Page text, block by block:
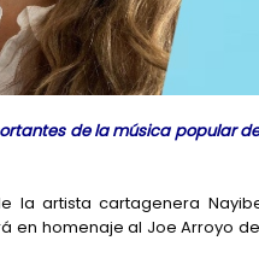
de la música popular
la artista cartagenera
en homenaje al Joe Arroyo